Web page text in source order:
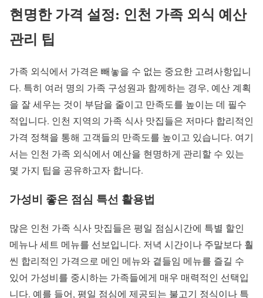
현명한 가격 설정: 인천 가족 외식 예산
관리 팁
가족 외식에서 가격은 빼놓을 수 없는 중요한 고려사항입니
다. 특히 여러 명의 가족 구성원과 함께하는 경우, 예산 계획
을 잘 세우는 것이 부담을 줄이고 만족도를 높이는 데 필수
적입니다. 인천 지역의 가족 식사 맛집들은 저마다 합리적인
가격 정책을 통해 고객들의 만족도를 높이고 있습니다. 여기
서는 인천 가족 외식에서 예산을 현명하게 관리할 수 있는
몇 가지 팁을 공유하고자 합니다.
가성비 좋은 점심 특선 활용법
많은 인천 가족 식사 맛집들은 평일 점심시간에 특별 할인
메뉴나 세트 메뉴를 선보입니다. 저녁 시간이나 주말보다 훨
씬 합리적인 가격으로 메인 메뉴와 곁들임 메뉴를 즐길 수
있어 가성비를 중시하는 가족들에게 매우 매력적인 선택입
니다. 예를 들어, 평일 점심에 제공되는 불고기 정식이나 특